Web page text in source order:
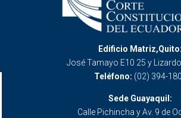
Edificio Matriz,Quito:
José Tamayo E10 25 y
Teléfono: (02) 394-
Sede Guayaquil:
Calle Pichincha y Av. 9 de